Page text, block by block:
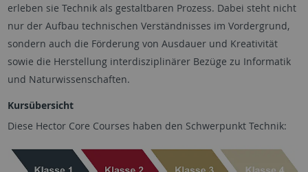
erleben sie Technik als gestaltbaren Prozess. Dabei steht nicht
nur der Aufbau technischen Verständnisses im Vordergrund,
sondern auch die Förderung von Ausdauer und Kreativität
sowie die Herstellung interdisziplinärer Bezüge zu Informatik
und Naturwissenschaften.
Kursübersicht
Diese Hector Core Courses haben den Schwerpunkt Technik: